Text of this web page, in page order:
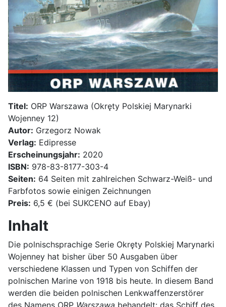
Titel: ORP Warszawa (Okręty Polskiej Marynarki
Wojenney 12)
Autor: Grzegorz Nowak
Verlag: Edipresse
Erscheinungsjahr: 2020
ISBN: 978-83-8177-303-4
Seiten: 64 Seiten mit zahlreichen Schwarz-Weiß- und
Farbfotos sowie einigen Zeichnungen
Preis: 6,5 € (bei SUKCENO auf Ebay)
Inhalt
Die polnischsprachige Serie Okręty Polskiej Marynarki
Wojenney hat bisher über 50 Ausgaben über
verschiedene Klassen und Typen von Schiffen der
polnischen Marine von 1918 bis heute. In diesem Band
werden die beiden polnischen Lenkwaffenzerstörer